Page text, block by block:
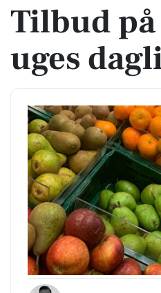
Tilbud
uges